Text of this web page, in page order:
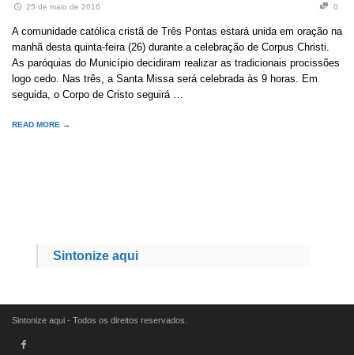
25 de maio de 2016 0
A comunidade católica cristã de Três Pontas estará unida em oração na
manhã desta quinta-feira (26) durante a celebração de Corpus Christi.
As paróquias do Município decidiram realizar as tradicionais procissões
logo cedo. Nas três, a Santa Missa será celebrada às 9 horas. Em
seguida, o Corpo de Cristo seguirá …
READ MORE →
Sintonize aqui
Sintonize aqui - Todos os direitos reservados.